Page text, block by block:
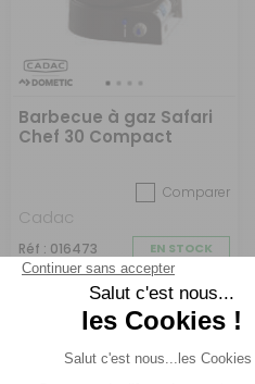
Barbecue à gaz Safari
Chef 30 Compact
Comparer
Cadac
Réf : 016473 EN STOCK
159,95 €